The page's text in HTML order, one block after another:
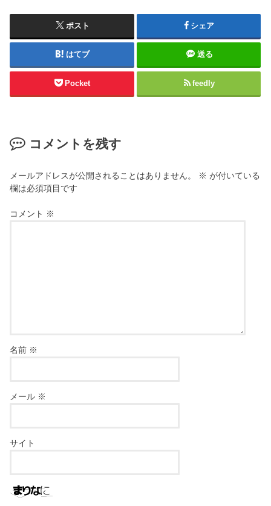
ポスト シェア
はてブ 送る
Pocket feedly
コメントを残す
メールアドレスが公開されることはありません。 ※ が付いている
欄は必須項目です
コメント ※
名前 ※
メール ※
サイト